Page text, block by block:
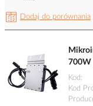
Dodaj do porównania
700W
Kod
Kod